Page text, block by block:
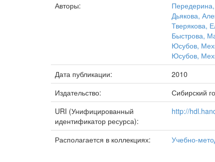
Авторы:
Дьякова,
Тверякова,
Быстрова,
Юсубов,
Юсубов,
Дата публикации:
2010
Издательство:
Сибирский
URI (Унифицированный
идентификатор ресурса):
http://
Располагается в коллекциях: Учебно-